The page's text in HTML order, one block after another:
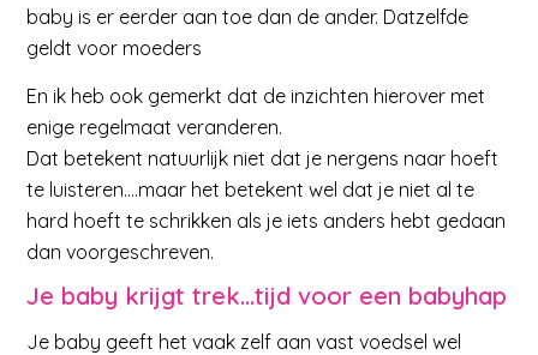
baby is er eerder aan toe dan de ander. Datzelfde
geldt voor moeders
En ik heb ook gemerkt dat de inzichten hierover met
enige regelmaat veranderen.
Dat betekent natuurlijk niet dat je nergens naar hoeft
te luisteren….maar het betekent wel dat je niet al te
hard hoeft te schrikken als je iets anders hebt gedaan
dan voorgeschreven.
Je baby krijgt trek…tijd voor een babyhap
Je baby geeft het vaak zelf aan vast voedsel wel